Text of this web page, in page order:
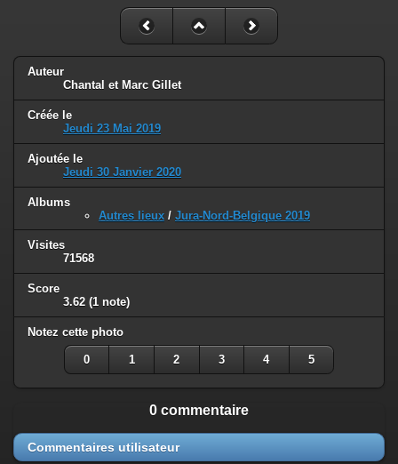
Auteur
Chantal et Marc Gillet
Créée le
Jeudi 23 Mai 2019
Ajoutée le
Jeudi 30 Janvier 2020
Albums
Autres lieux / Jura-Nord-Belgique 2019
Visites
71568
Score
3.62 (1 note)
Notez cette photo
0 1 2 3 4 5
0 commentaire
Commentaires utilisateur